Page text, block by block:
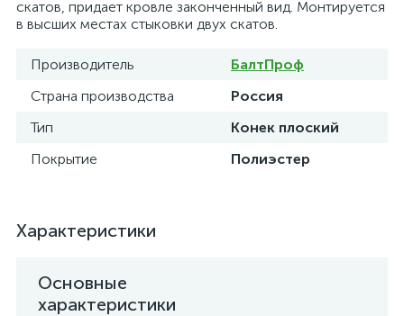
скатов, придает кровле законченный вид. Монтируется
в высших местах стыковки двух скатов.
Производитель
БалтПроф
Страна производства
Россия
Тип
Конек плоский
Покрытие
Полиэстер
Характеристики
Основные
характеристики